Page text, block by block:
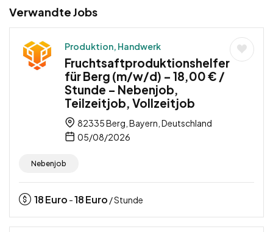
Verwandte Jobs
Produktion, Handwerk
Fruchtsaftproduktionshelfer
für Berg (m/w/d) – 18,00 € /
Stunde – Nebenjob,
Teilzeitjob, Vollzeitjob
82335 Berg, Bayern, Deutschland
05/08/2026
Nebenjob
18Euro -18Euro / Stunde